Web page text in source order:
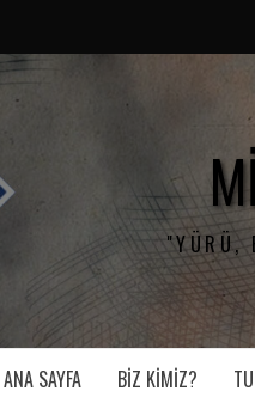
"YÜRÜ,
ANA SAYFA BIZ KIMIZ?